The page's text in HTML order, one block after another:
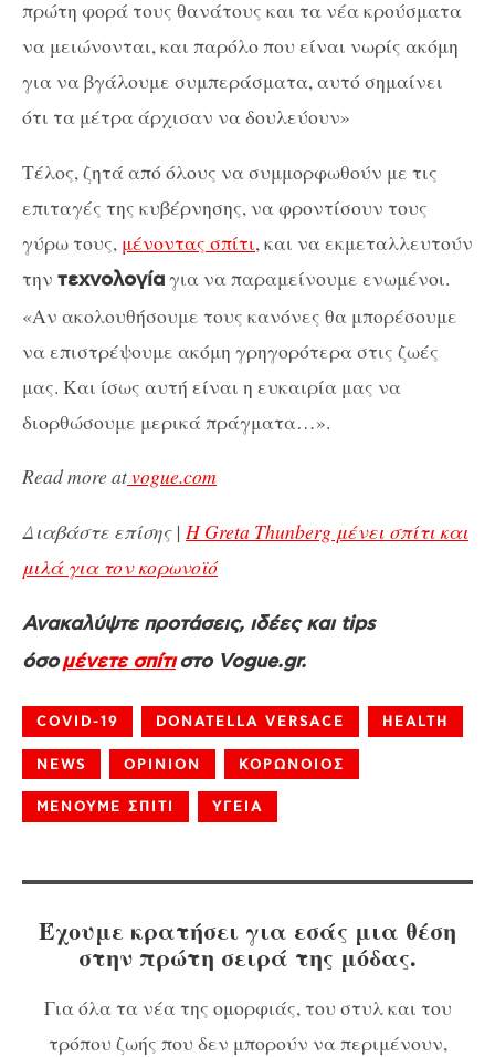
πρώτη φορά τους θανάτους και τα νέα κρούσματα
να μειώνονται, και παρόλο που είναι νωρίς ακόμη
για να βγάλουμε συμπεράσματα, αυτό σημαίνει
ότι τα μέτρα άρχισαν να δουλεύουν»
Τέλος, ζητά από όλους να συμμορφωθούν με τις
επιταγές της κυβέρνησης, να φροντίσουν τους
γύρω τους, μένοντας σπίτι, και να εκμεταλλευτούν
την τεχνολογίαγια να παραμείνουμε ενωμένοι.
«Αν ακολουθήσουμε τους κανόνες θα μπορέσουμε
να επιστρέψουμε ακόμη γρηγορότερα στις ζωές
μας. Και ίσως αυτή είναι η ευκαιρία μας να
διορθώσουμε μερικά πράγματα…».
Read more atvogue.com
Διαβάστε επίσης | Η Greta Thunberg μένει σπίτι και
μιλά για τον κορωνοϊό
Ανακαλύψτε προτάσεις, ιδέες και tips
όσομένετε σπίτιστο Vogue.gr.
COVID-19 DONATELLA VERSACE HEALTH
NEWS OPINION ΚΟΡΩΝΟΙΟΣ
ΜΕΝΟΥΜΕ ΣΠΙΤΙ ΥΓΕΙΑ
Έχουμε κρατήσει για εσάς μια θέση
στην πρώτη σειρά της μόδας.
Για όλα τα νέα της ομορφιάς, του στυλ και του
τρόπου ζωής που δεν μπορούν να περιμένουν,